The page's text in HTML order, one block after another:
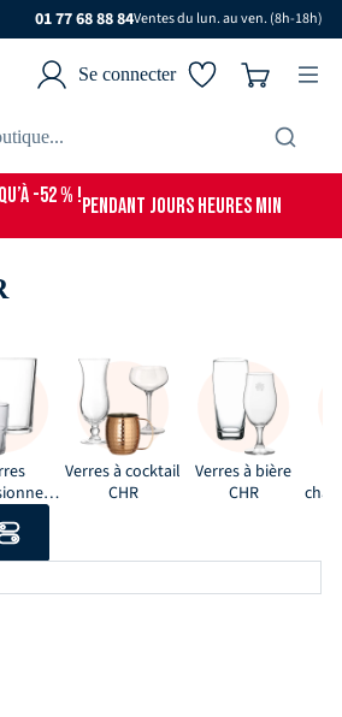
01 77 68 88 84Ventes du lun. au ven. (8h-18h)
Se connecter
-52 % !PENDANT JOURS HEURES MIN
CHR
Verres à cocktail
CHR
Verres à bière
CHR